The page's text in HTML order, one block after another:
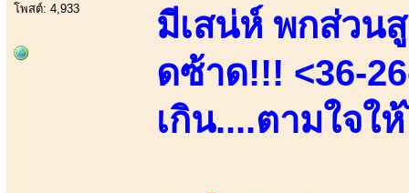
โพสต์: 4,933
มีเสน่ห์ พกส่วน
ดซ้าด!!! <36-
เกิน....ตามใจใ